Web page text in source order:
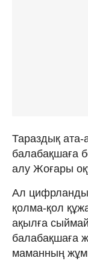
Тараздық
балабақшаға
алу Жоғары
Ал
қолма-қол
ақылға
балабақшаға
маманның